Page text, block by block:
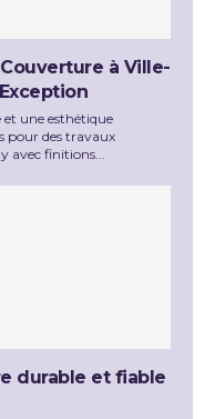
à Ville-
une esthétique
pour des travaux
avec finitions...
durable et fiable